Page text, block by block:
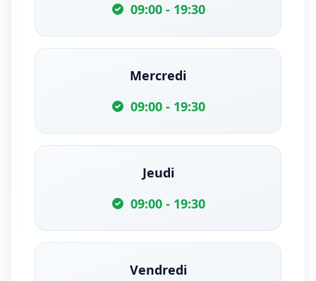
09:00 - 19:30
Mercredi
09:00 - 19:30
Jeudi
09:00 - 19:30
Vendredi